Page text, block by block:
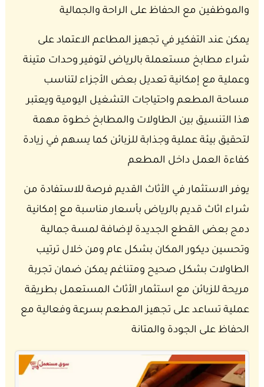
والموظفين مع الحفاظ على الراحة والجمالية
يمكن عند التفكير في تجهيز المطاعم الاعتماد على
شراء مطابخ مستعملة بالرياض لتوفير وحدات متينة
وعملية مع إمكانية تعديل بعض الأجزاء لتناسب
مساحة المطعم واحتياجات التشغيل اليومية ويعتبر
هذا التنسيق بين الطاولات والمطابخ خطوة مهمة
لتحقيق بيئة عملية وجذابة للزبائن كما يسهم في زيادة
كفاءة العمل داخل المطعم
يوفر الاستثمار في الأثاث القديم فرصة للاستفادة من
شراء اثاث قديم بالرياض بأسعار مناسبة مع إمكانية
دمج بعض القطع الجديدة لإضافة لمسة جمالية
وتحسين ديكور المكان بشكل عام ومن خلال ترتيب
الطاولات بشكل صحيح ومتناغم يمكن ضمان تجربة
مريحة للزبائن مع استثمار الأثاث المستعمل بطريقة
عملية تساعد على تجهيز المطعم بسرعة وفعالية مع
الحفاظ على الجودة والمتانة